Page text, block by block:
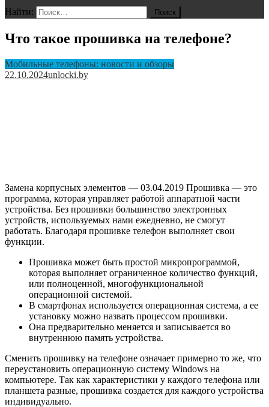
Найти:
Что такое прошивка на телефоне?
Мобильные телефоны: новости и обзоры
22.10.2024unlocki.by
Замена корпусных элементов — 03.04.2019 Прошивка — это
программа, которая управляет работой аппаратной части
устройства. Без прошивки большинство электронных
устройств, используемых нами ежедневно, не смогут
работать. Благодаря прошивке телефон выполняет свои
функции.
Прошивка может быть простой микропрограммой,
которая выполняет ограниченное количество функций,
или полноценной, многофункциональной
операционной системой.
В смартфонах используется операционная система, а ее
установку можно назвать процессом прошивки.
Она предварительно меняется и записывается во
внутреннюю память устройства.
Сменить прошивку на телефоне означает примерно то же, что
переустановить операционную систему Windows на
компьютере. Так как характеристики у каждого телефона или
планшета разные, прошивка создается для каждого устройства
индивидуально.